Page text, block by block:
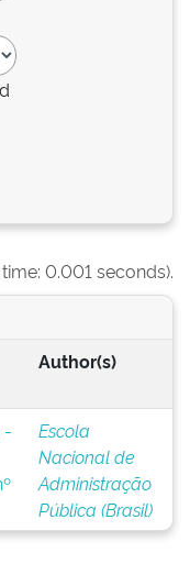
0.001 seconds).
Author(s)
-
Escola
Nacional de
Administração
Pública (Brasil)